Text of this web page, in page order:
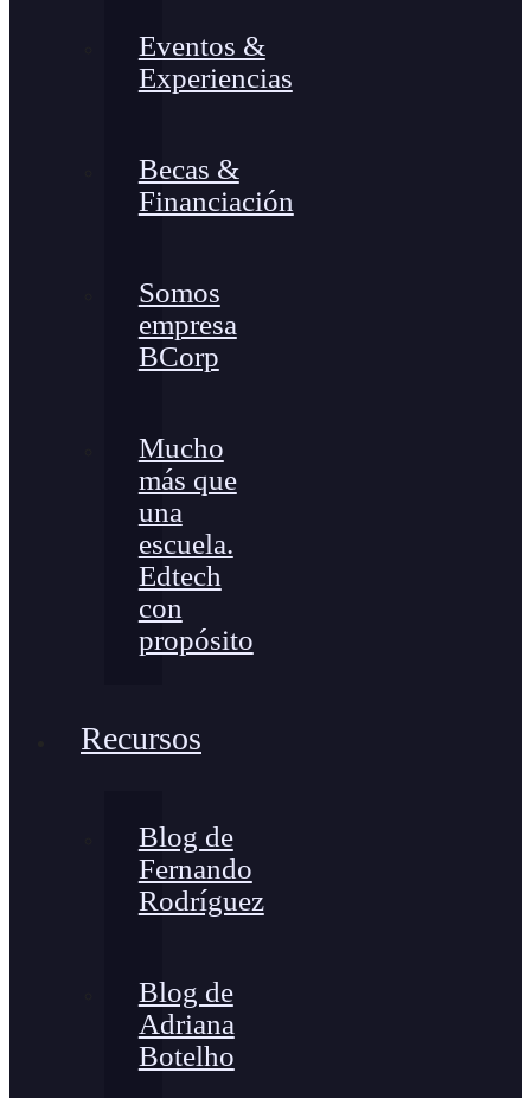
Eventos &
Experiencias
Becas &
Financiación
Somos
empresa
BCorp
Mucho
más que
una
escuela.
Edtech
con
propósito
Recursos
Blog de
Fernando
Rodríguez
Blog de
Adriana
Botelho